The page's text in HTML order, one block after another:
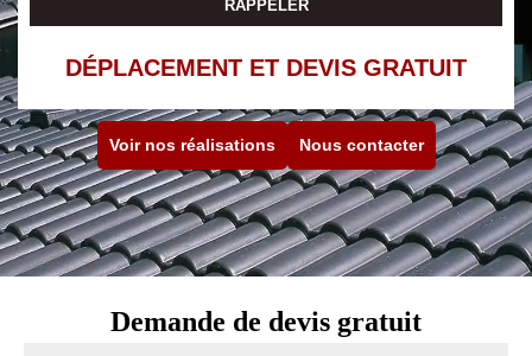
DÉPLACEMENT ET DEVIS GRATUIT
Voir nos réalisations Nous contacter
Demande de devis gratuit